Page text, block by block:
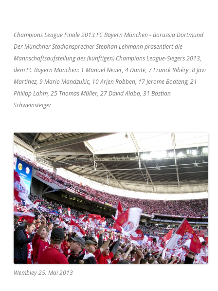
Champions League Finale 2013 FC Bayern München - Borussia Dortmund
Der Münchner Stadionsprecher Stephan Lehmann präsentiert die
Mannschaftsaufstellung des (künftigen) Champions League-Siegers 2013,
dem FC Bayern München: 1 Manuel Neuer, 4 Dante, 7 Franck Ribéry, 8 Javi
Martinez, 9 Mario Mandzukic, 10 Arjen Robben, 17 Jerome Boateng, 21
Philipp Lahm, 25 Thomas Müller, 27 David Alaba, 31 Bastian
Schweinsteiger
Wembley 25. Mai 2013